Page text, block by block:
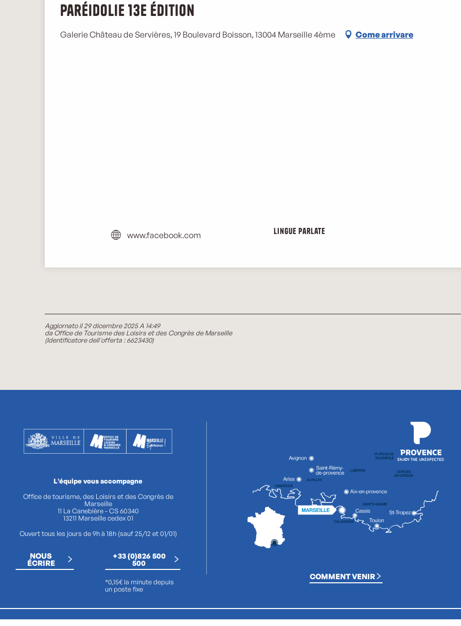
Paréidolie 13e édition
Galerie Château de Servières, 19 Boulevard Boisson, 13004 Marseille 4ème Come arrivare
www.facebook.com Lingue parlate
Lingue parlate
Aggiornato il 29 dicembre 2025 A 14:49
da Office de Tourisme des Loisirs et des Congrès de Marseille
(Identificatore dell'offerta :6623430)
L'équipe vous accompagne
Office de tourisme, des Loisirs et des Congrès de
Marseille
11 La Canebière - CS 60340
13211 Marseille cedex 01
Ouvert tous les jours de 9h à 18h (sauf 25/12 et 01/01)
NOUS
ÉCRIRE
+33 (0)826 500
500
*0,15€ la minute depuis
un poste fixe
COMMENT VENIR